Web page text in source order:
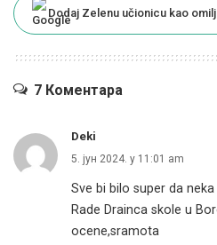
Dodaj Zelenu učionicu kao
7 Коментара
Deki
5. јун 2024. у 11:01 am
Sve bi bilo super da
Rade Drainca skole u
ocene,sramota